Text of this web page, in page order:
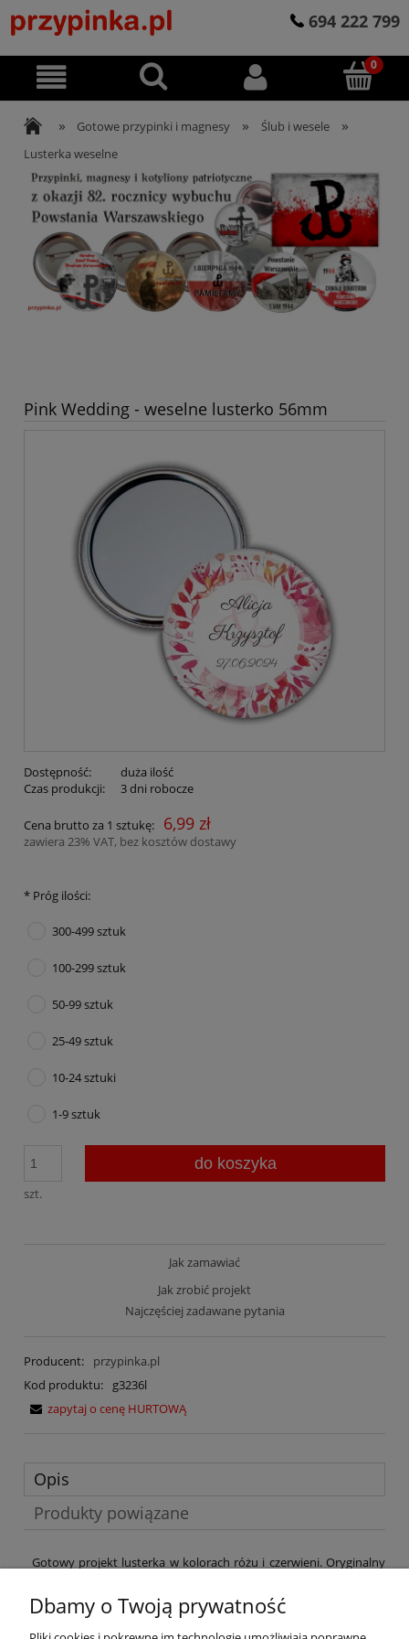
694 222 799
» Gotowe przypinki i magnesy » Ślub i wesele »
Lusterka weselne
Pink Wedding - weselne lusterko 56mm
Dostępność:
duża ilość
Czas produkcji:
3 dni robocze
Cena brutto za 1 sztukę: 6,99 zł
zawiera 23% VAT, bez kosztów dostawy
* Próg ilości:
300-499 sztuk
100-299 sztuk
50-99 sztuk
25-49 sztuk
10-24 sztuki
1-9 sztuk
szt.
do koszyka
Jak zamawiać
Jak zrobić projekt
Najczęściej zadawane pytania
Producent:
przypinka.pl
Kod produktu:
g3236l
zapytaj o cenę HURTOWĄ
Opis
Produkty powiązane
Gotowy projekt lusterka w kolorach różu i czerwieni. Oryginalny
z Młodymi będą świętować początek ich nowej drogi życia.
Pamiętaj aby w uwagach do zamówienia podać Wasze imiona i
Dbamy o Twoją prywatność